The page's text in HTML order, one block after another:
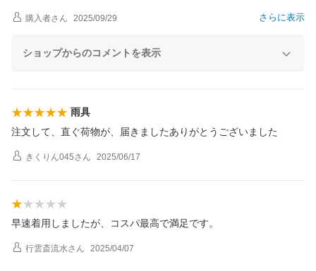
さらに表示
購入者さん 2025/09/29
ショップからのコメントを表示
雨具
注文して、直ぐ荷物が、届きましたありがとうございました
きくりん045さん 2025/06/17
早速着用しましたが、コスパ最高で満足です。
行雲斎流水さん 2025/04/07